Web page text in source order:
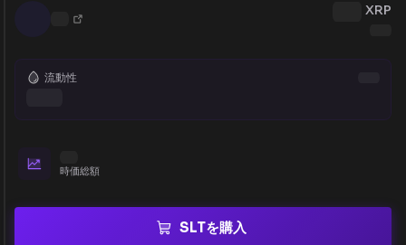
XRP
流動性
時価総額
SLTを購入